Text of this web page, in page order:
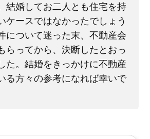
結婚してお二人とも住宅を持
ケースではなかったでしょう
について迷った末、不動産会
らってから、決断したとおっ
た。結婚をきっかけに不動産
る方々の参考になれば幸いで